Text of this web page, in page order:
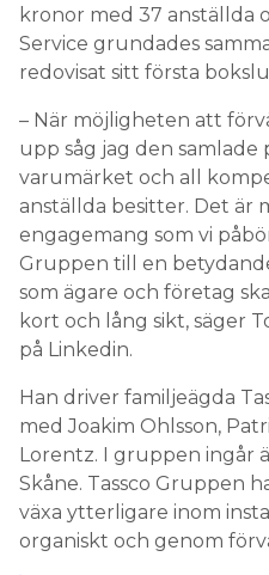
kronor med 37 anställda
Service grundades
redovisat sitt första
– När möjligheten att
upp såg jag den samlade
varumärket och all
anställda besitter. Det är
engagemang som vi
Gruppen till en
som ägare och företag
kort och lång sikt, säger
på Linkedin.
Han driver familjeägda
med Joakim Ohlsson,
Lorentz. I gruppen ingår
Skåne. Tassco Gruppen
växa ytterligare inom
organiskt och genom